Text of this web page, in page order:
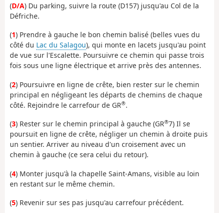
(D/A) Du parking, suivre la route (D157) jusqu'au Col de la
Défriche.
(1) Prendre à gauche le bon chemin balisé (belles vues du
côté du Lac du Salagou), qui monte en lacets jusqu'au point
de vue sur l'Escalette. Poursuivre ce chemin qui passe trois
fois sous une ligne électrique et arrive près des antennes.
(2) Poursuivre en ligne de crête, bien rester sur le chemin
principal en négligeant les départs de chemins de chaque
côté. Rejoindre le carrefour de GR®.
(3) Rester sur le chemin principal à gauche (GR®7) Il se
poursuit en ligne de crête, négliger un chemin à droite puis
un sentier. Arriver au niveau d'un croisement avec un
chemin à gauche (ce sera celui du retour).
(4) Monter jusqu'à la chapelle Saint-Amans, visible au loin
en restant sur le même chemin.
(5) Revenir sur ses pas jusqu'au carrefour précédent.